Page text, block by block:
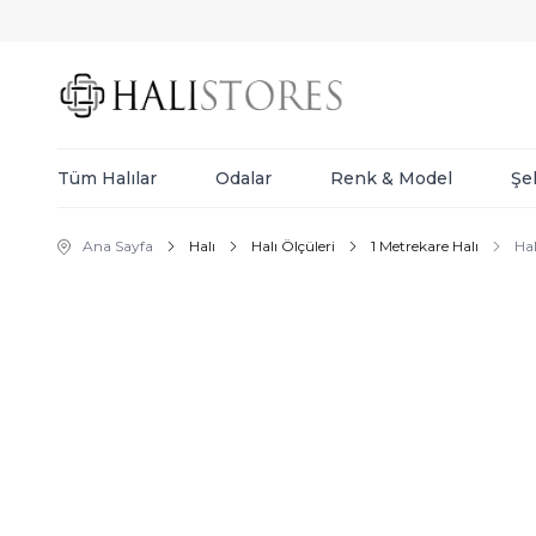
Tüm Halılar Odalar Renk & Model
Ana Sayfa Halı Halı Ölçüleri 1 Metrekare Halı